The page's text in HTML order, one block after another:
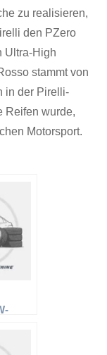
zu realisieren,
den PZero
Ultra-High
stammt von
in der Pirelli-
Reifen wurde,
Motorsport.